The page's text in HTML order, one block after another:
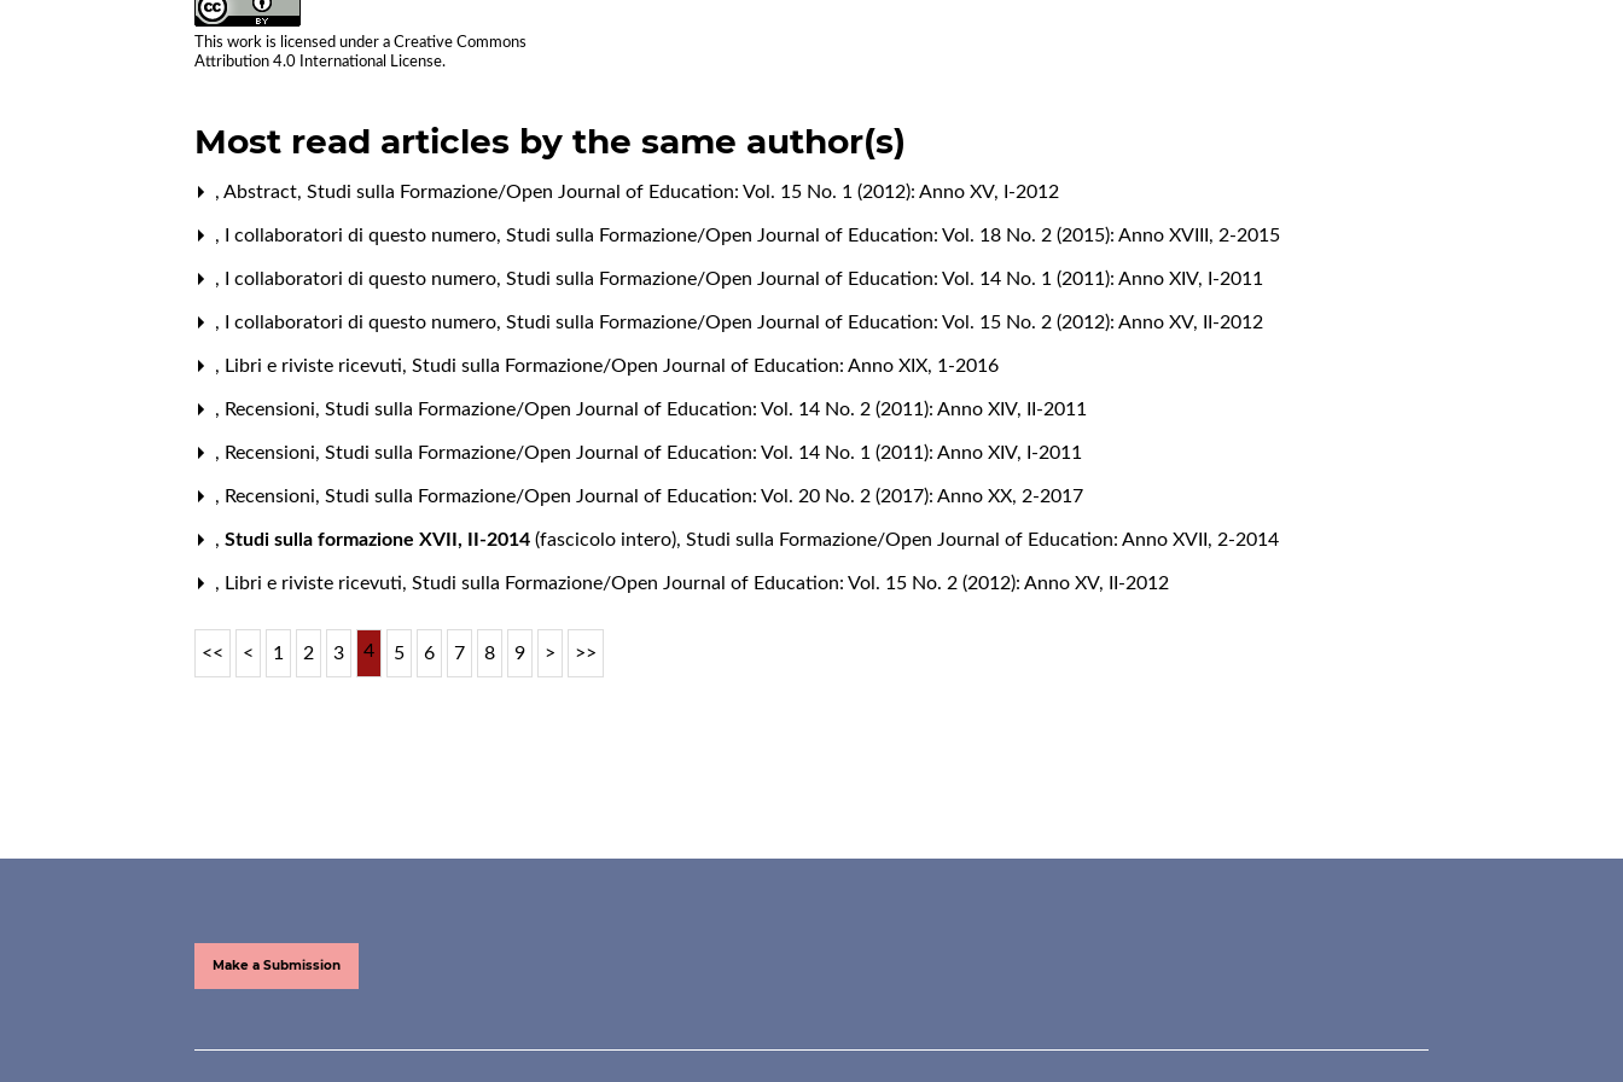
This work is licensed under aCreative Commons
Attribution 4.0 International License.
Most read articles by the same author(s)
,Abstract,Studi sulla Formazione/Open Journal of Education: Vol. 15 No. 1 (2012): Anno XV, I-2012
, I collaboratori di questo numero,Studi sulla Formazione/Open Journal of Education: Vol. 18 No. 2 (2015): Anno XVIII, 2-2015
, I collaboratori di questo numero,Studi sulla Formazione/Open Journal of Education: Vol. 14 No. 1 (2011): Anno XIV, I-2011
, I collaboratori di questo numero,Studi sulla Formazione/Open Journal of Education: Vol. 15 No. 2 (2012): Anno XV, II-2012
, Libri e riviste ricevuti,Studi sulla Formazione/Open Journal of Education: Anno XIX, 1-2016
, Recensioni,Studi sulla Formazione/Open Journal of Education: Vol. 14 No. 2 (2011): Anno XIV, II-2011
, Recensioni,Studi sulla Formazione/Open Journal of Education: Vol. 14 No. 1 (2011): Anno XIV, I-2011
, Recensioni,Studi sulla Formazione/Open Journal of Education: Vol. 20 No. 2 (2017): Anno XX, 2-2017
,Studi sulla formazione XVII, II-2014 (fascicolo intero),Studi sulla Formazione/Open Journal of Education: Anno XVII, 2-2014
, Libri e riviste ricevuti,Studi sulla Formazione/Open Journal of Education: Vol. 15 No. 2 (2012): Anno XV, II-2012
<< < 1 2 3 4 5 6 7 8 9 > >>
Make a Submission